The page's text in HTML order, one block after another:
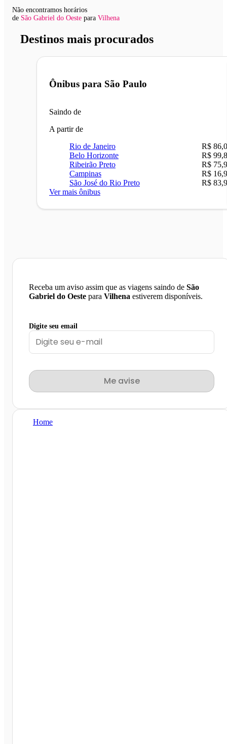
Não encontramos horários
de São Gabriel do Oeste para Vilhena
Destinos mais procurados
Ônibus para São Paulo
Saindo de
A partir de
Rio de Janeiro
R$
Belo Horizonte
R$
Ribeirão Preto
R$
Campinas
R$
São José do Rio Preto
R$
Ver mais ônibus
Receba um aviso assim que as viagens saindo de São
Gabriel do Oeste para Vilhena estiverem disponíveis.
Digite seu email
Me avise
Home